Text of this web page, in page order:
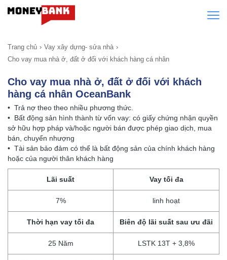
Trang chủ
Vay xây dựng- sửa nhà
Cho vay mua nhà ở, đất ở đối với khách hàng cá nhân
Cho vay mua nhà ở, đất ở đối với khách
hàng cá nhân OceanBank
• Trả nợ theo theo nhiều phương thức.
• Bất động sản hình thành từ vốn vay: có giấy chứng nhận quyền
sở hữu hợp pháp và/hoặc người bán được phép giao dịch, mua
bán, chuyển nhượng
• Tài sản bảo đảm có thể là bất động sản của chính khách hàng
hoặc của người thân khách hàng
Lãi suất
7%
Vay tối đa
linh hoạt
Thời hạn vay tối đa
25 Năm
Biên độ lãi suất sau ưu đãi
LSTK 13T + 3,8%